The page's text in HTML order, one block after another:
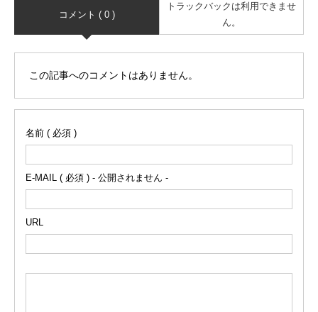
コメント ( 0 )
トラックバックは利用できませ
ん。
この記事へのコメントはありません。
名前 ( 必須 )
E-MAIL ( 必須 ) - 公開されません -
URL